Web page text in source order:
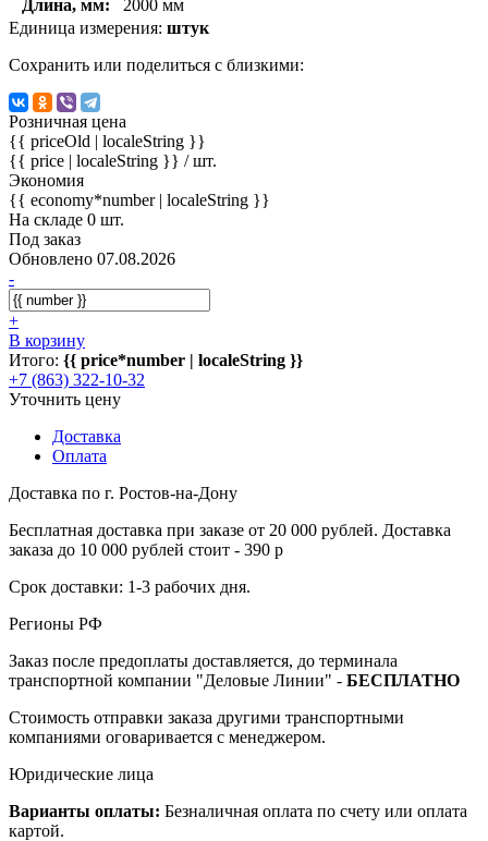
Длина, мм:
2000 мм
Единица измерения: штук
Сохранить или поделиться с близкими:
Розничная цена
{{ priceOld | localeString }}
{{ price | localeString }} / шт.
Экономия
{{ economy*number | localeString }}
На складе 0 шт.
Под заказ
Обновлено 07.08.2026
-
+
В корзину
Итого: {{ price*number | localeString }}
+7 (863) 322-10-32
Уточнить цену
Доставка
Оплата
Доставка по г. Ростов-на-Дону
Бесплатная доставка при заказе от 20 000 рублей. Доставка
заказа до 10 000 рублей стоит - 390 р
Срок доставки: 1-3 рабочих дня.
Регионы РФ
Заказ после предоплаты доставляется, до терминала
транспортной компании "Деловые Линии" - БЕСПЛАТНО
Стоимость отправки заказа другими транспортными
компаниями оговаривается с менеджером.
Юридические лица
Варианты оплаты: Безналичная оплата по счету или оплата
картой.